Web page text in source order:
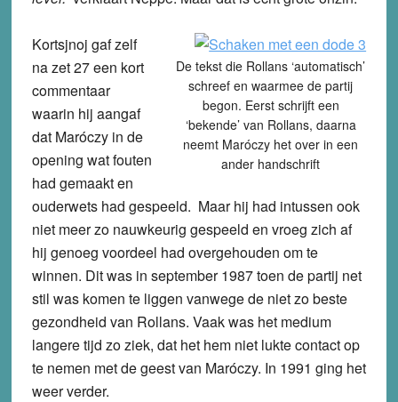
De tekst die Rollans ‘automatisch’
schreef en waarmee de partij
begon. Eerst schrijft een
‘bekende’ van Rollans, daarna
neemt Maróczy het over in een
ander handschrift
Kortsjnoj gaf zelf
na zet 27 een kort
commentaar
waarin hij aangaf
dat Maróczy in de
opening wat fouten
had gemaakt en
ouderwets had gespeeld. Maar hij had intussen ook
niet meer zo nauwkeurig gespeeld en vroeg zich af
hij genoeg voordeel had overgehouden om te
winnen. Dit was in september 1987 toen de partij net
stil was komen te liggen vanwege de niet zo beste
gezondheid van Rollans. Vaak was het medium
langere tijd zo ziek, dat het hem niet lukte contact op
te nemen met de geest van Maróczy. In 1991 ging het
weer verder.